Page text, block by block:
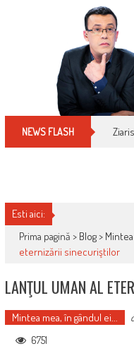
NEWS FLASH
Esti aici:
Prima pagină > Blog>
eternizării sinecuriştilor
LANŢUL UMAN AL
Mintea mea, în gândul ei...
6751